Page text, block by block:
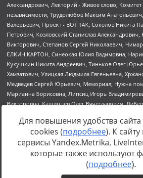
Источник:https://minjust.gov.ru/
inostrannyih-agentov-22-03-2024.pdf
Для повышения удобства
cookies (подробнее). К
сервисы Yandex.Metrika,
которые также используют
(подробнее).